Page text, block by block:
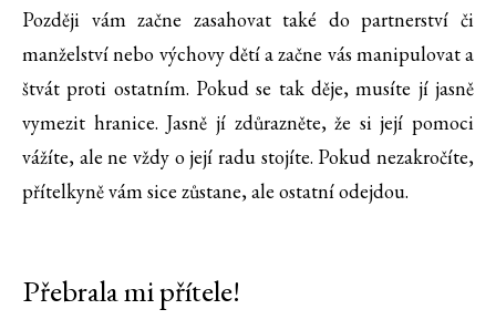
Později vám začne zasahovat také do partnerství či
manželství nebo výchovy dětí a začne vás manipulovat a
štvát proti ostatním. Pokud se tak děje, musíte jí jasně
vymezit hranice. Jasně jí zdůrazněte, že si její pomoci
vážíte, ale ne vždy o její radu stojíte. Pokud nezakročíte,
přítelkyně vám sice zůstane, ale ostatní odejdou.
Přebrala mi přítele!